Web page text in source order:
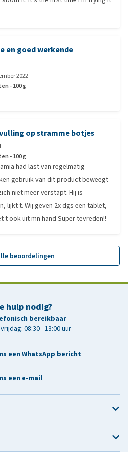
en goed werkende
2022
- 100 g
op stramme botjes
- 100 g
had last van regelmatig
gebruik van dit product beweegt
niet meer verstapt. Hij is
lijkt t. Wij geven 2x dgs een tablet,
t ook uit mn hand Super tevreden!!
beoordelingen
hulp nodig?
bereikbaar
08:30 - 13:00 uur
een WhatsApp bericht
een e-mail